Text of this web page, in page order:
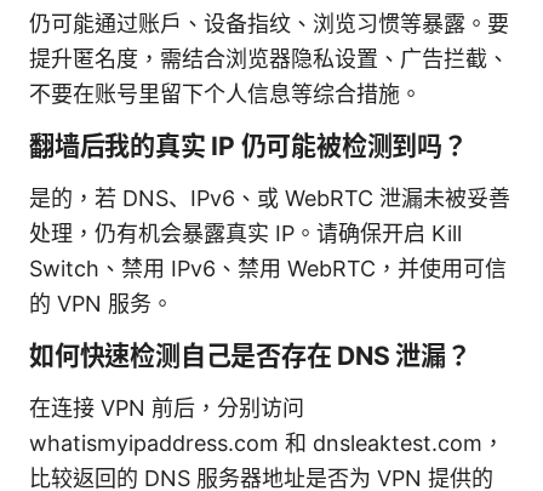
仍可能通过账户、设备指纹、浏览习惯等暴露。要
提升匿名度，需结合浏览器隐私设置、广告拦截、
不要在账号里留下个人信息等综合措施。
翻墙后我的真实 IP 仍可能被检测到吗？
是的，若 DNS、IPv6、或 WebRTC 泄漏未被妥善
处理，仍有机会暴露真实 IP。请确保开启 Kill
Switch、禁用 IPv6、禁用 WebRTC，并使用可信
的 VPN 服务。
如何快速检测自己是否存在 DNS 泄漏？
在连接 VPN 前后，分别访问
whatismyipaddress.com 和 dnsleaktest.com，
比较返回的 DNS 服务器地址是否为 VPN 提供的